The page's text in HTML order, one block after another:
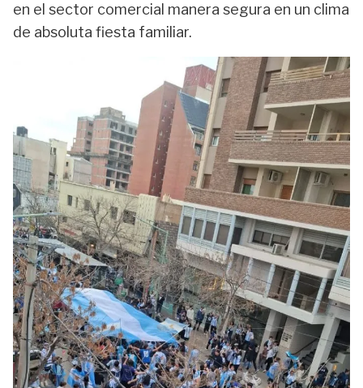
en el sector comercial manera segura en un clima
de absoluta fiesta familiar.